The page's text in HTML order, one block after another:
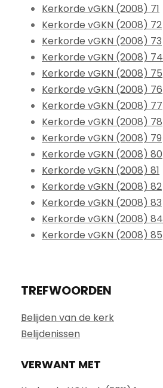
Kerkorde vGKN (2008) 71
Kerkorde vGKN (2008) 72
Kerkorde vGKN (2008) 73
Kerkorde vGKN (2008) 74
Kerkorde vGKN (2008) 75
Kerkorde vGKN (2008) 76
Kerkorde vGKN (2008) 77
Kerkorde vGKN (2008) 78
Kerkorde vGKN (2008) 79
Kerkorde vGKN (2008) 80
Kerkorde vGKN (2008) 81
Kerkorde vGKN (2008) 82
Kerkorde vGKN (2008) 83
Kerkorde vGKN (2008) 84
Kerkorde vGKN (2008) 85
TREFWOORDEN
Belijden van de kerk
Belijdenissen
VERWANT MET